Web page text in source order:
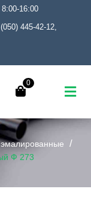
8:00-16:00
(050) 445-42-12,
0
Ф 273